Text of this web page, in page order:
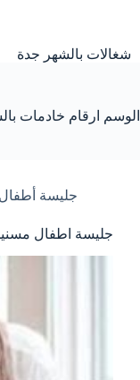
شغالات بالشهر جدة
الوسم ارقام خادمات
جليسة
جليسة اطفال مسنين مكة